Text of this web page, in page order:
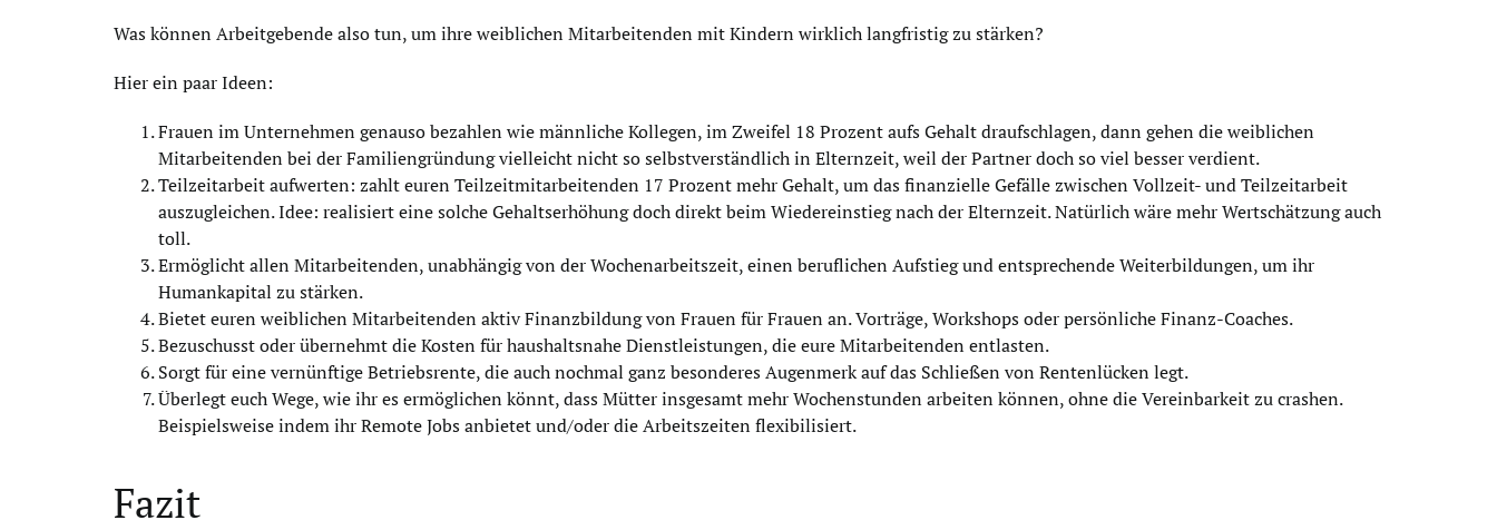
Was können Arbeitgebende also tun, um ihre weiblichen Mitarbeitenden mit Kindern wirklich langfristig zu stärken?
Hier ein paar Ideen:
Frauen im Unternehmen genauso bezahlen wie männliche Kollegen, im Zweifel 18 Prozent aufs Gehalt draufschlagen, dann gehen die weiblichen
Mitarbeitenden bei der Familiengründung vielleicht nicht so selbstverständlich in Elternzeit, weil der Partner doch so viel besser verdient.
Teilzeitarbeit aufwerten: zahlt euren Teilzeitmitarbeitenden 17 Prozent mehr Gehalt, um das finanzielle Gefälle zwischen Vollzeit- und Teilzeitarbeit
auszugleichen. Idee: realisiert eine solche Gehaltserhöhung doch direkt beim Wiedereinstieg nach der Elternzeit. Natürlich wäre mehr Wertschätzung auch
toll.
Ermöglicht allen Mitarbeitenden, unabhängig von der Wochenarbeitszeit, einen beruflichen Aufstieg und entsprechende Weiterbildungen, um ihr
Humankapital zu stärken.
Bietet euren weiblichen Mitarbeitenden aktiv Finanzbildung von Frauen für Frauen an. Vorträge, Workshops oder persönliche Finanz-Coaches.
Bezuschusst oder übernehmt die Kosten für haushaltsnahe Dienstleistungen, die eure Mitarbeitenden entlasten.
Sorgt für eine vernünftige Betriebsrente, die auch nochmal ganz besonderes Augenmerk auf das Schließen von Rentenlücken legt.
Überlegt euch Wege, wie ihr es ermöglichen könnt, dass Mütter insgesamt mehr Wochenstunden arbeiten können, ohne die Vereinbarkeit zu crashen.
Beispielsweise indem ihr Remote Jobs anbietet und/oder die Arbeitszeiten flexibilisiert.
Fazit